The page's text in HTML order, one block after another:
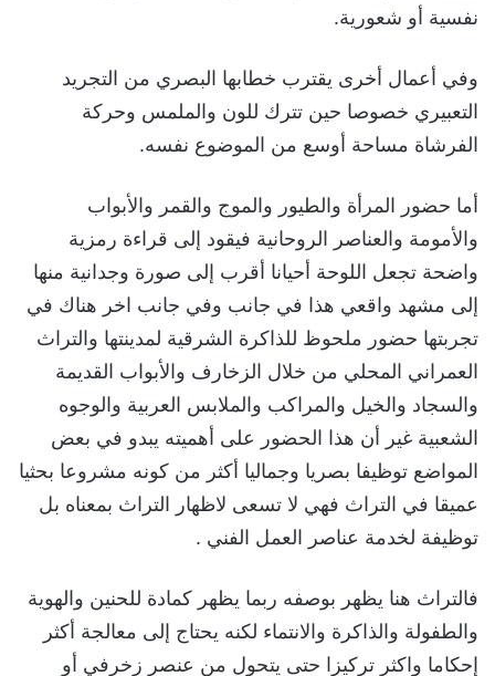
نفسية أو شعورية.
وفي أعمال أخرى يقترب خطابها البصري من التجريد
التعبيري خصوصا حين تترك للون والملمس وحركة
الفرشاة مساحة أوسع من الموضوع نفسه.
أما حضور المرأة والطيور والموج والقمر والأبواب
والأمومة والعناصر الروحانية فيقود إلى قراءة رمزية
واضحة تجعل اللوحة أحيانا أقرب إلى صورة وجدانية منها
إلى مشهد واقعي هذا في جانب وفي جانب اخر هناك في
تجربتها حضور ملحوظ للذاكرة الشرقية لمدينتها والتراث
العمراني المحلي من خلال الزخارف والأبواب القديمة
والسجاد والخيل والمراكب والملابس العربية والوجوه
الشعبية غير أن هذا الحضور على أهميته يبدو في بعض
المواضع توظيفا بصريا وجماليا أكثر من كونه مشروعا بحثيا
عميقا في التراث فهي لا تسعى لاظهار التراث بمعناه بل
توظيفة لخدمة عناصر العمل الفني .
فالتراث هنا يظهر بوصفه ربما يظهر كمادة للحنين والهوية
والطفولة والذاكرة والانتماء لكنه يحتاج إلى معالجة أكثر
إحكاما واكثر تركيزا حتى يتحول من عنصر زخرفي أو